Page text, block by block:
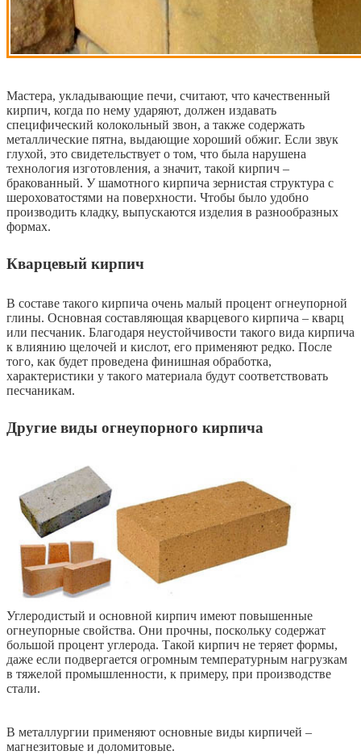
Мастера, укладывающие печи, считают, что качественный
кирпич, когда по нему ударяют, должен издавать
специфический колокольный звон, а также содержать
металлические пятна, выдающие хороший обжиг. Если звук
глухой, это свидетельствует о том, что была нарушена
технология изготовления, а значит, такой кирпич –
бракованный. У шамотного кирпича зернистая структура с
шероховатостями на поверхности. Чтобы было удобно
производить кладку, выпускаются изделия в разнообразных
формах.
Кварцевый кирпич
В составе такого кирпича очень малый процент огнеупорной
глины. Основная составляющая кварцевого кирпича – кварц
или песчаник. Благодаря неустойчивости такого вида кирпича
к влиянию щелочей и кислот, его применяют редко. После
того, как будет проведена финишная обработка,
характеристики у такого материала будут соответствовать
песчаникам.
Другие виды огнеупорного кирпича
Углеродистый и основной кирпич имеют повышенные
огнеупорные свойства. Они прочны, поскольку содержат
большой процент углерода. Такой кирпич не теряет формы,
даже если подвергается огромным температурным нагрузкам
в тяжелой промышленности, к примеру, при производстве
стали.
В металлургии применяют основные виды кирпичей –
магнезитовые и доломитовые.